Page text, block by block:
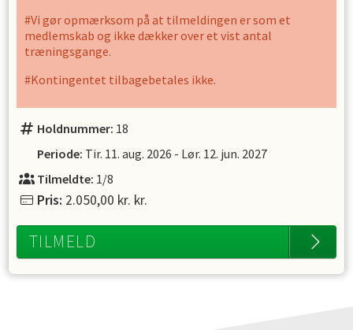
#Vi gør opmærksom på at tilmeldingen er som et
medlemskab og ikke dækker over et vist antal
træningsgange.
#Kontingentet tilbagebetales ikke.
Holdnummer: 18
Periode: Tir. 11. aug. 2026 - Lør. 12. jun. 2027
Tilmeldte: 1/8
Pris: 2.050,00 kr. kr.
TILMELD